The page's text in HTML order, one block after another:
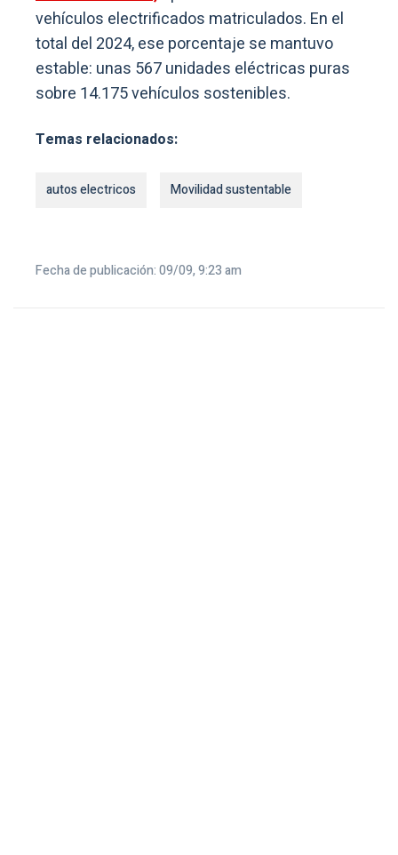
vehículos electrificados matriculados. En el
total del 2024, ese porcentaje se mantuvo
estable: unas 567 unidades eléctricas puras
sobre 14.175 vehículos sostenibles.
Temas relacionados:
autos electricos Movilidad sustentable
Fecha de publicación: 09/09, 9:23 am